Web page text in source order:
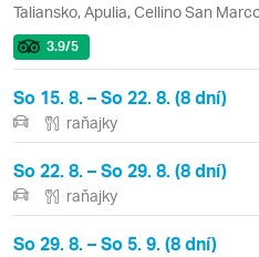
Taliansko, Apulia, Cellino San
3.9/5
So 15. 8. – So 22. 8. (8 dní)
raňajky
So 22. 8. – So 29. 8. (8 dní)
raňajky
So 29. 8. – So 5. 9. (8 dní)